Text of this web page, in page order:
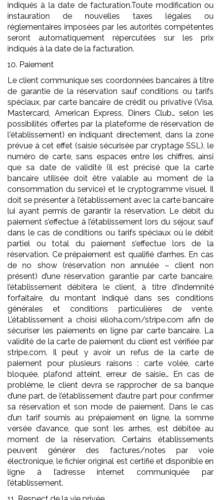
indiqués à la date de facturation.Toute modification ou
instauration de nouvelles taxes légales ou
réglementaires imposées par les autorités compétentes
seront automatiquement répercutées sur les prix
indiqués à la date de la facturation.
10. Paiement
Le client communique ses coordonnées bancaires à titre
de garantie de la réservation sauf conditions ou tarifs
spéciaux, par carte bancaire de crédit ou privative (Visa,
Mastercard, American Express, Diners Club… selon les
possibilités offertes par la plateforme de réservation de
l'établissement) en indiquant directement, dans la zone
prévue à cet effet (saisie sécurisée par cryptage SSL), le
numéro de carte, sans espaces entre les chiffres, ainsi
que sa date de validité (il est précisé que la carte
bancaire utilisée doit être valable au moment de la
consommation du service) et le cryptogramme visuel. Il
doit se présenter à l’établissement avec la carte bancaire
lui ayant permis de garantir la réservation. Le débit du
paiement s’effectue à l’établissement lors du séjour, sauf
dans le cas de conditions ou tarifs spéciaux où le débit
partiel ou total du paiement s’effectue lors de la
réservation. Ce prépaiement est qualifié d’arrhes. En cas
de no show (réservation non annulée – client non
présent) d’une réservation garantie par carte bancaire,
l’établissement débitera le client, à titre d’indemnité
forfaitaire, du montant indiqué dans ses conditions
générales et conditions particulières de vente.
L’établissement a choisi elloha.com/stripe.com afin de
sécuriser les paiements en ligne par carte bancaire. La
validité de la carte de paiement du client est vérifiée par
stripe.com. Il peut y avoir un refus de la carte de
paiement pour plusieurs raisons : carte volée, carte
bloquée, plafond atteint, erreur de saisie… En cas de
problème, le client devra se rapprocher de sa banque
d’une part, de l’établissement d’autre part pour confirmer
sa réservation et son mode de paiement. Dans le cas
d’un tarif soumis au prépaiement en ligne, la somme
versée d’avance, que sont les arrhes, est débitée au
moment de la réservation. Certains établissements
peuvent générer des factures/notes par voie
électronique, le fichier original est certifié et disponible en
ligne à l’adresse internet communiquée par
l’établissement.